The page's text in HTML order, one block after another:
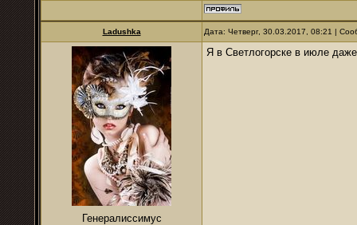
Ladushka Дата: Четверг, 30.03.2017, 08:21 |
Генералиссимус
Я в Светлогорске в июле